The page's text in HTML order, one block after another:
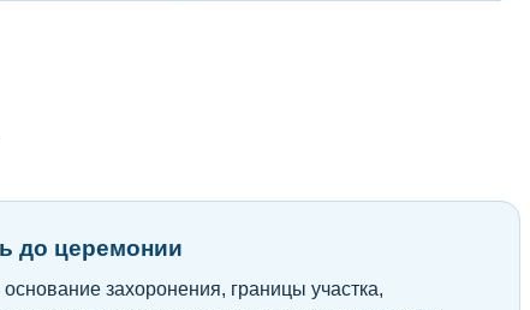
до церемонии
захоронения, границы участка,